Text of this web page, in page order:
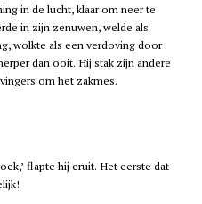
in de lucht, klaar om neer te
in zijn zenuwen, welde als
wolkte als een verdoving door
dan ooit. Hij stak zijn andere
om het zakmes.
flapte hij eruit. Het eerste dat